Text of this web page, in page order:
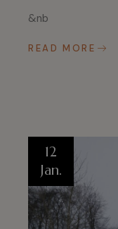
&nb
READ MORE
12
Jan.